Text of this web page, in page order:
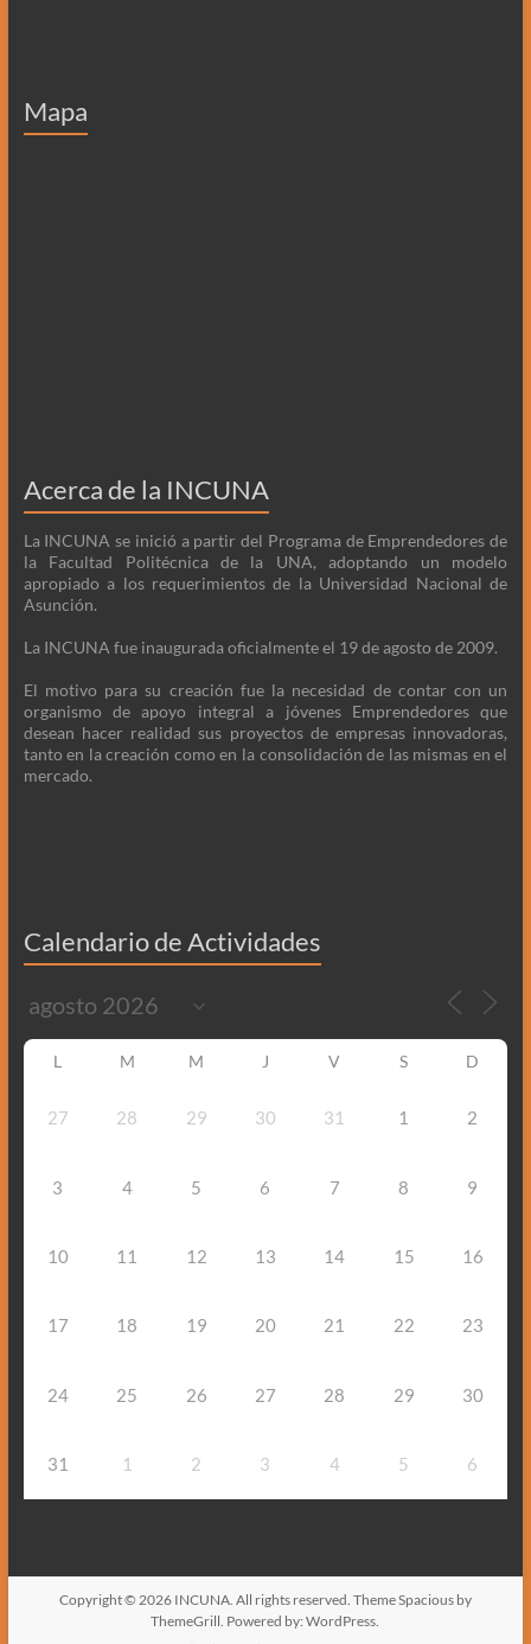
Mapa
Acerca de la INCUNA
La INCUNA se inició a partir del Programa de Emprendedores de
la Facultad Politécnica de la UNA, adoptando un modelo
apropiado a los requerimientos de la Universidad Nacional de
Asunción.
La INCUNA fue inaugurada oficialmente el 19 de agosto de 2009.
El motivo para su creación fue la necesidad de contar con un
organismo de apoyo integral a jóvenes Emprendedores que
desean hacer realidad sus proyectos de empresas innovadoras,
tanto en la creación como en la consolidación de las mismas en el
mercado.
Calendario de Actividades
L M M J V S D
27 28 29 30 31 1 2
3 4 5 6 7 8 9
10 11 12 13 14 15 16
17 18 19 20 21 22 23
24 25 26 27 28 29 30
31 1 2 3 4 5 6
Copyright © 2026 INCUNA. All rights reserved. ThemeSpaciousby
ThemeGrill. Powered by:WordPress.